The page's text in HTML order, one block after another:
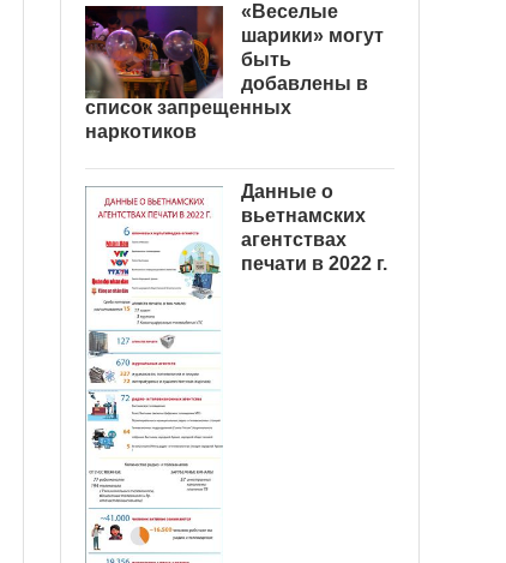
«Веселые
шарики» могут
быть
добавлены в
список запрещенных
наркотиков
Данные о
вьетнамских
агентствах
печати в 2022 г.